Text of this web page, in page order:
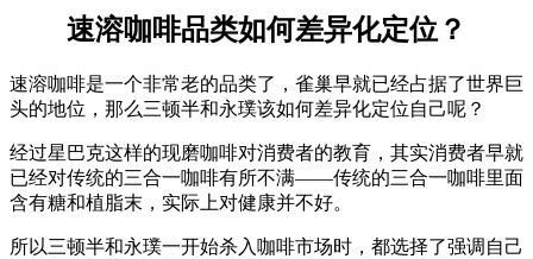
速溶咖啡品类如何差异化定位？
速溶咖啡是一个非常老的品类了，雀巢早就已经占据了世界巨
头的地位，那么三顿半和永璞该如何差异化定位自己呢？
经过星巴克这样的现磨咖啡对消费者的教育，其实消费者早就
已经对传统的三合一咖啡有所不满——传统的三合一咖啡里面
含有糖和植脂末，实际上对健康并不好。
所以三顿半和永璞一开始杀入咖啡市场时，都选择了强调自己